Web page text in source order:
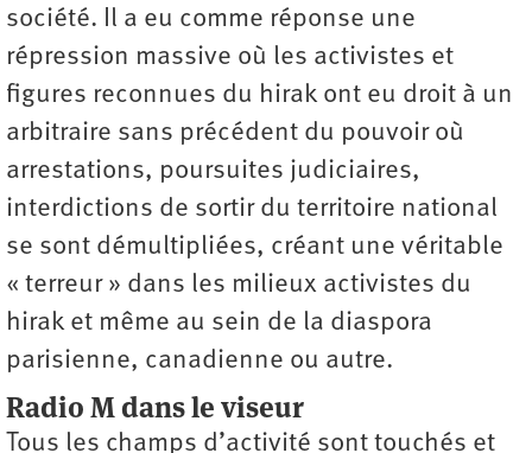
société. Il a eu comme réponse une
répression massive où les activistes et
figures reconnues du hirak ont eu droit à un
arbitraire sans précédent du pouvoir où
arrestations, poursuites judiciaires,
interdictions de sortir du territoire national
se sont démultipliées, créant une véritable
« terreur » dans les milieux activistes du
hirak et même au sein de la diaspora
parisienne, canadienne ou autre.
Radio M dans le viseur
Tous les champs d’activité sont touchés et